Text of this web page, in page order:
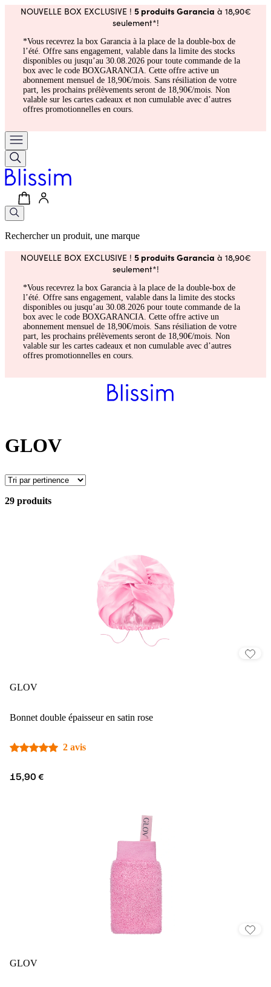
NOUVELLE BOX EXCLUSIVE ! 5 produits Garancia à 18,90€
seulement*!
*Vous recevrez la box Garancia à la place de la double-box de
l’été. Offre sans engagement, valable dans la limite des stocks
disponibles ou jusqu’au 30.08.2026 pour toute commande de la
box avec le code BOXGARANCIA. Cette offre active un
abonnement mensuel de 18,90€/mois. Sans résiliation de votre
part, les prochains prélèvements seront de 18,90€/mois. Non
valable sur les cartes cadeaux et non cumulable avec d’autres
offres promotionnelles en cours.
Rechercher un produit, une marque
NOUVELLE BOX EXCLUSIVE ! 5 produits Garancia à 18,90€
seulement*!
*Vous recevrez la box Garancia à la place de la double-box de
l’été. Offre sans engagement, valable dans la limite des stocks
disponibles ou jusqu’au 30.08.2026 pour toute commande de la
box avec le code BOXGARANCIA. Cette offre active un
abonnement mensuel de 18,90€/mois. Sans résiliation de votre
part, les prochains prélèvements seront de 18,90€/mois. Non
valable sur les cartes cadeaux et non cumulable avec d’autres
offres promotionnelles en cours.
GLOV
29 produits
GLOV
Bonnet double épaisseur en satin rose
2 avis
15,90 €
GLOV